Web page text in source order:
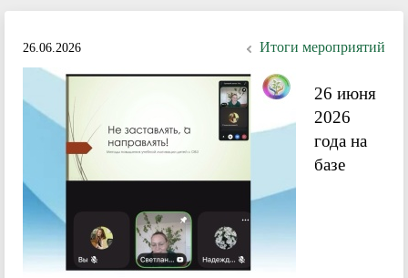
26.06.2026 Итоги мероприятий
26 июня
2026
года на
базе